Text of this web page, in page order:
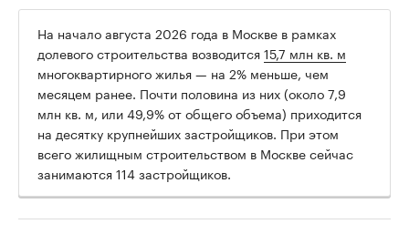
На начало августа 2026 года в Москве в рамках
долевого строительства возводится15,7 млн кв. м
многоквартирного жилья — на 2% меньше, чем
месяцем ранее. Почти половина из них (около 7,9
млн кв. м, или 49,9% от общего объема) приходится
на десятку крупнейших застройщиков. При этом
всего жилищным строительством в Москве сейчас
занимаются 114 застройщиков.